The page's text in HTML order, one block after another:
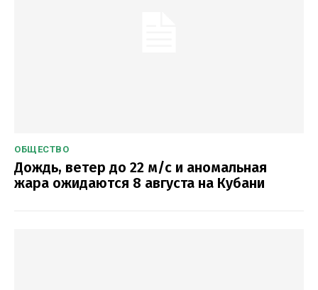
ОБЩЕСТВО
Дождь, ветер до 22 м/с и аномальная
жара ожидаются 8 августа на Кубани